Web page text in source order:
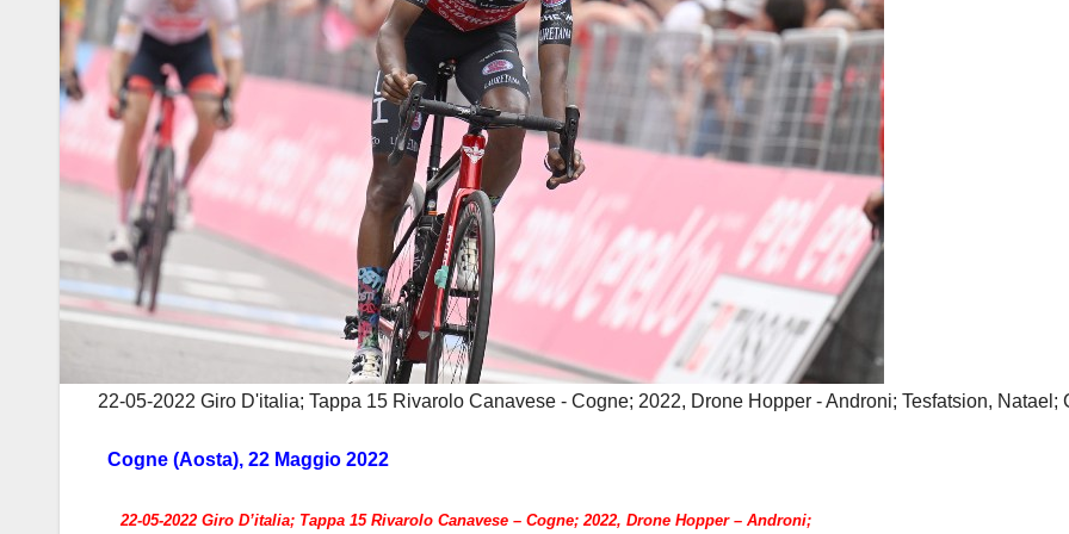
22-05-2022 Giro D'italia; Tappa 15 Rivarolo Canavese - Cogne; 2022, Drone Hopper - Androni; Tesfatsion, Natael;
Cogne (Aosta), 22 Maggio 2022
22-05-2022 Giro D’italia; Tappa 15 Rivarolo Canavese – Cogne; 2022, Drone Hopper – Androni;